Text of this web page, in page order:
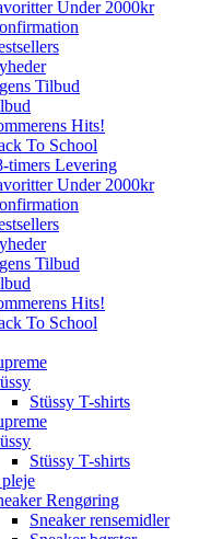
Under 2000kr
Tilbud
Hits!
To School
timers Levering
Under 2000kr
Tilbud
Hits!
To School
Stüssy T-shirts
Stüssy T-shirts
Rengøring
Sneaker rensemidler